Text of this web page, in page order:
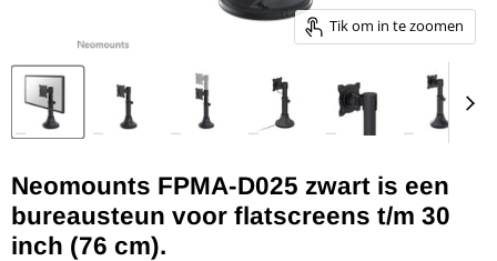
Tik om in te zoomen
Neomounts FPMA-D025 zwart is een
bureausteun voor flatscreens t/m 30
inch (76 cm).